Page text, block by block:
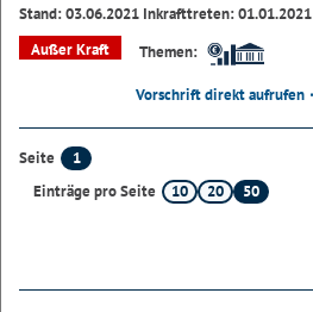
Stand: 03.06.2021 Inkrafttreten: 01.01.2021
Außer Kraft
Themen:
Vorschrift direkt aufrufen
Seite
1
Einträge pro Seite
10 20 50